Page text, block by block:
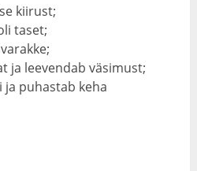
kiirust;
taset;
ja leevendab väsimust;
puhastab keha